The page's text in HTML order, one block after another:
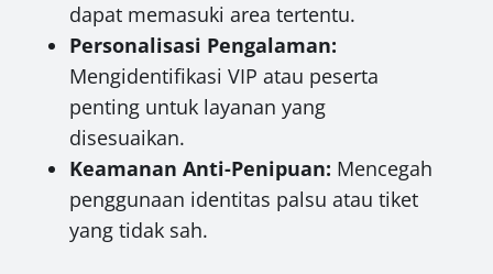
dapat memasuki area tertentu.
Personalisasi Pengalaman:
Mengidentifikasi VIP atau peserta
penting untuk layanan yang
disesuaikan.
Keamanan Anti-Penipuan: Mencegah
penggunaan identitas palsu atau tiket
yang tidak sah.